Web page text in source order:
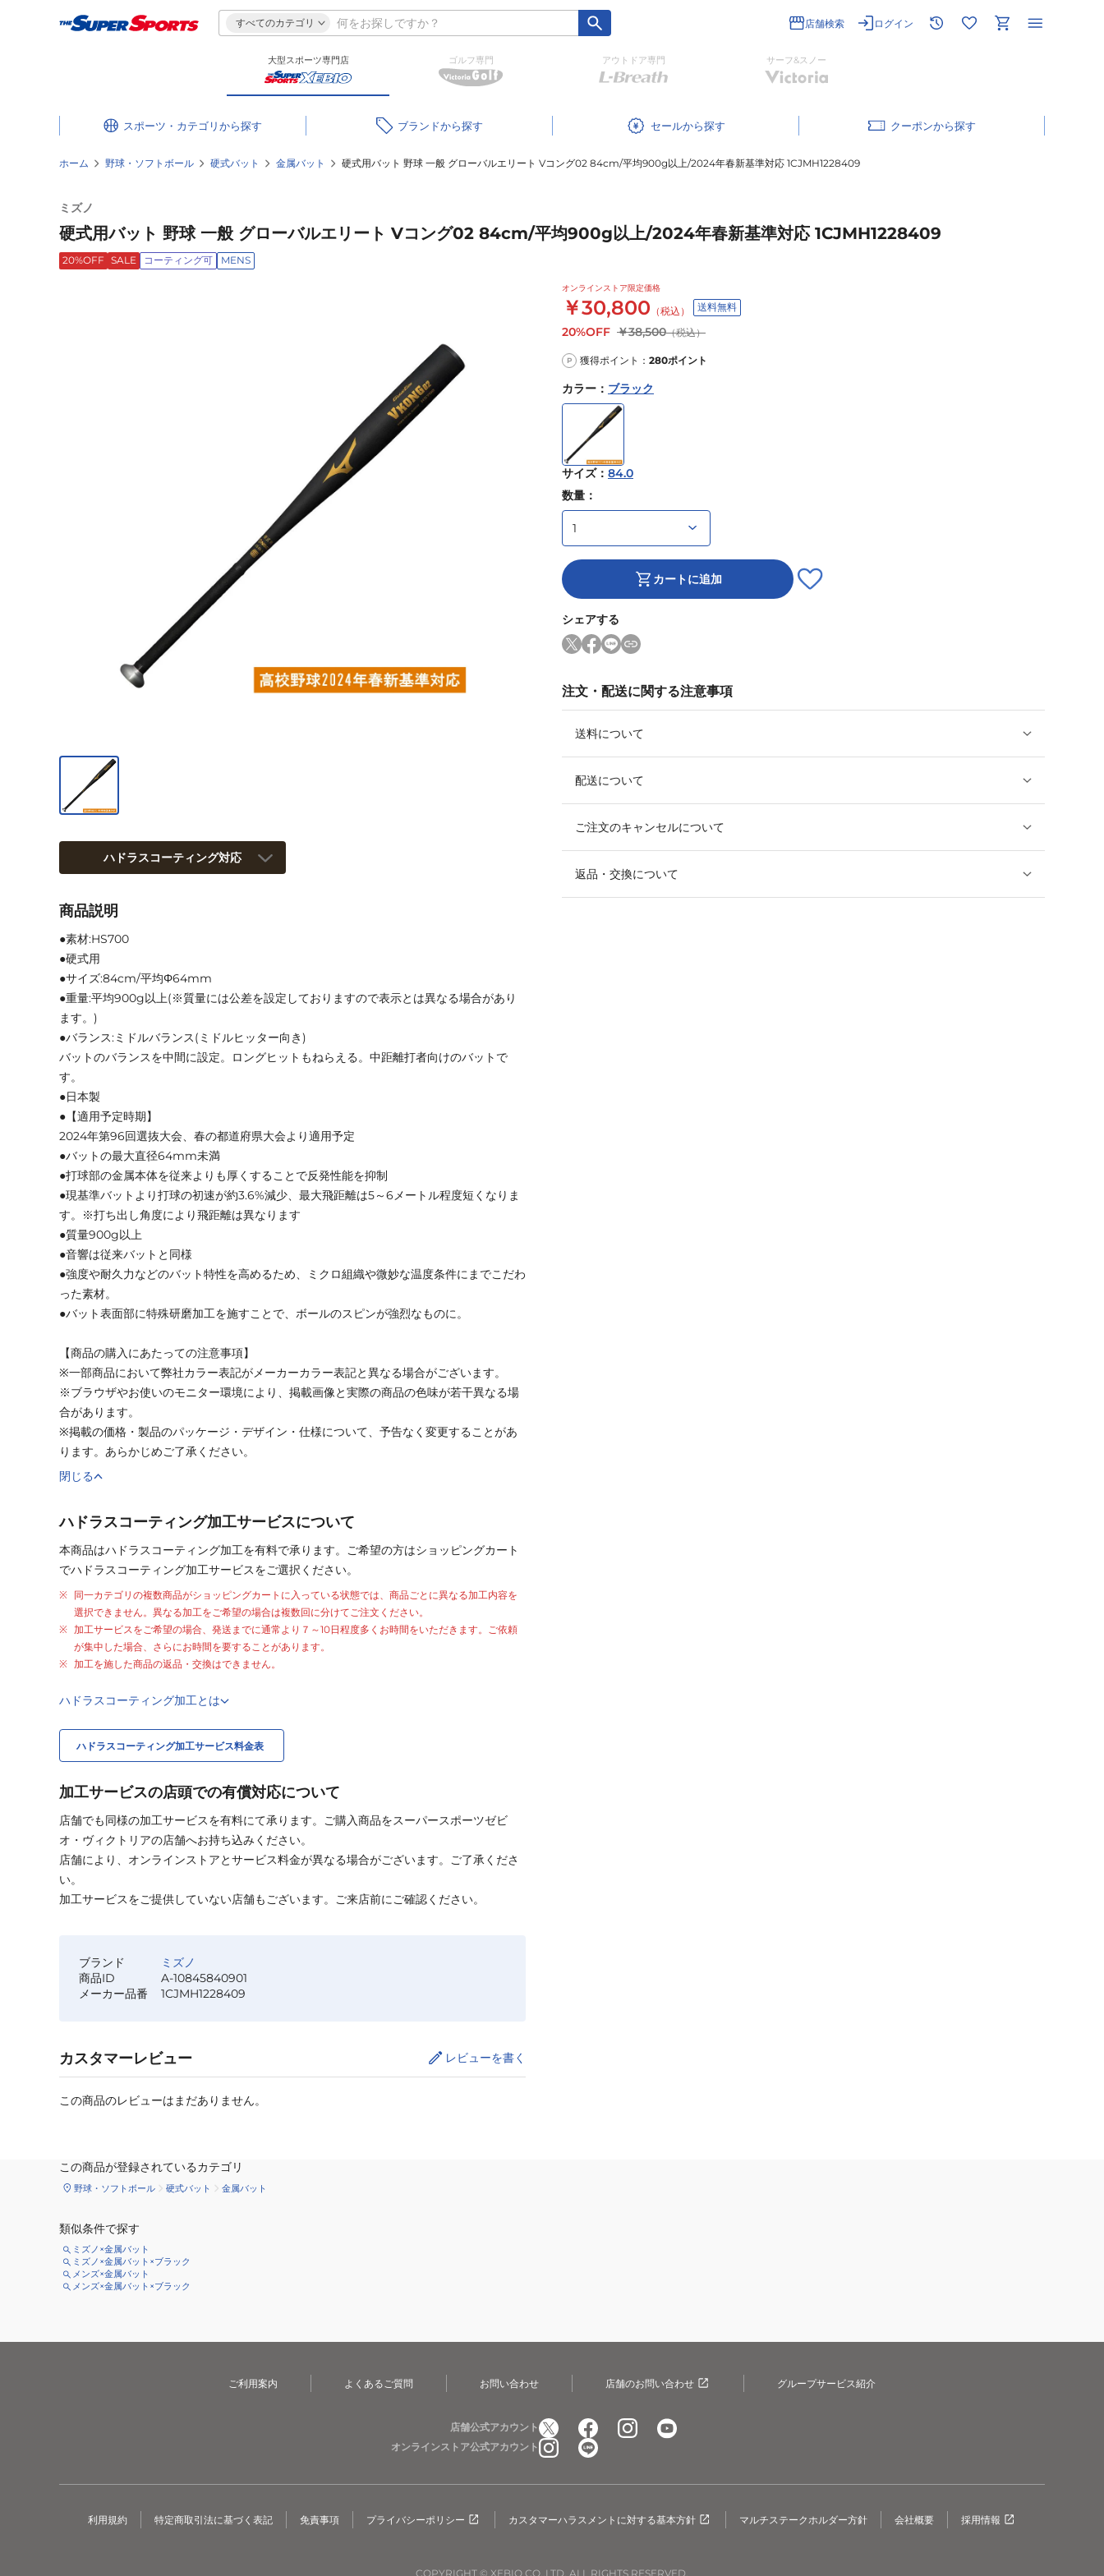
すべてのカテゴリ 店舗検索 ログイン
大型スポーツ専門店 ゴルフ専門 アウトドア専門 サーフ&スノー
スポーツ・カテゴリ ブランド セール クーポン
ホーム 野球・ソフトボール 硬式バット 金属バット 硬式用バット 野球 一般 グローバルエリート Vコング02 84cm/平均900g以上/2024年春新基準対応 1CJMH1228409
ミズノ
硬式用バット 野球 一般 グローバルエリート Vコング02 84cm/平均900g以上/2024年春新基準対応 1CJMH1228409
20%OFF SALE コーティング可 MENS
オンラインストア限定価格
￥30,800 （税込） 送料無料
20%OFF ￥38,500（税込）
P 獲得ポイント： 280ポイント
カラー ： ブラック
サイズ： 84.0
数量：
カートに追加
シェアする
注文・配送に関する注意事項
送料について
配送について
ご注文のキャンセルについて
返品・交換について
ハドラスコーティング対応
商品説明
●素材:HS700
●硬式用
●サイズ:84cm/平均Φ64mm
●重量:平均900g以上(※質量には公差を設定しておりますので表示とは異なる場合があり
ます。)
●バランス:ミドルバランス(ミドルヒッター向き)
バットのバランスを中間に設定。ロングヒットもねらえる。中距離打者向けのバットで
す。
●日本製
●【適用予定時期】
2024年第96回選抜大会、春の都道府県大会より適用予定
●バットの最大直径64mm未満
●打球部の金属本体を従来よりも厚くすることで反発性能を抑制
●現基準バットより打球の初速が約3.6%減少、最大飛距離は5～6メートル程度短くなりま
す。※打ち出し角度により飛距離は異なります
●質量900g以上
●音響は従来バットと同様
●強度や耐久力などのバット特性を高めるため、ミクロ組織や微妙な温度条件にまでこだわ
った素材。
●バット表面部に特殊研磨加工を施すことで、ボールのスピンが強烈なものに。
【商品の購入にあたっての注意事項】
※一部商品において弊社カラー表記がメーカーカラー表記と異なる場合がございます。
※ブラウザやお使いのモニター環境により、掲載画像と実際の商品の色味が若干異なる場
合があります。
※掲載の価格・製品のパッケージ・デザイン・仕様について、予告なく変更することがあ
ります。あらかじめご了承ください。
閉じる
ハドラスコーティング加工サービスについて
本商品はハドラスコーティング加工を有料で承ります。ご希望の方はショッピングカート
でハドラスコーティング加工サービスをご選択ください。
同一カテゴリの複数商品がショッピングカートに入っている状態では、商品ごとに異なる加工内容を
選択できません。異なる加工をご希望の場合は複数回に分けてご注文ください。
加工サービスをご希望の場合、発送までに通常より ７～10日程度多くお時間をいただきます。ご依頼
が集中した場合、さらにお時間を要することがあります。
加工を施した商品の返品・交換はできません。
ハドラスコーティング加工とは
ハドラスコーティング加工サービス料金表
加工サービスの店頭での有償対応について
店舗でも同様の加工サービスを有料にて承ります。ご購入商品をスーパースポーツゼビ
オ・ヴィクトリアの店舗へお持ち込みください。
店舗により、オンラインストアとサービス料金が異なる場合がございます。ご了承くださ
い。
加工サービスをご提供していない店舗もございます。ご来店前にご確認ください。
ブランド
ミズノ
商品ID
A-10845840901
メーカー品番
1CJMH1228409
カスタマーレビュー レビューを書く
この商品のレビューはまだありません。
この商品が登録されているカテゴリ
野球・ソフトボール 硬式バット 金属バット
類似条件で探す
ミズノ×金属バット
ミズノ×金属バット×ブラック
メンズ×金属バット
メンズ×金属バット×ブラック
ご利用案内 よくあるご質問 お問い合わせ 店舗のお問い合わせ グループサービス紹介
店舗公式アカウント
オンラインストア公式アカウント
利用規約 特定商取引法に基づく表記 免責事項 プライバシーポリシー カスタマーハラスメントに対する基本方針 マルチステークホルダー方針 会社概要 採用情報
COPYRIGHT © XEBIO CO.,LTD. ALL RIGHTS RESERVED.